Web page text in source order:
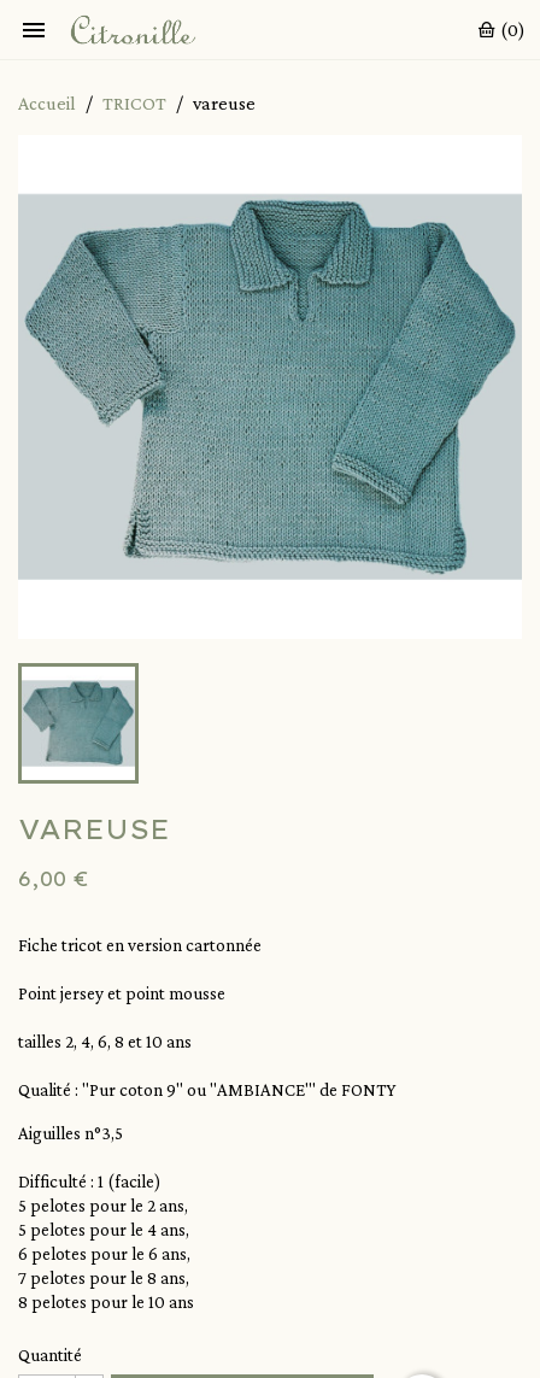
 (0)
Accueil TRICOT vareuse
VAREUSE
6,00 €
Fiche tricot en version cartonnée
Point jersey et point mousse
tailles 2, 4, 6, 8 et 10 ans
Qualité : "Pur coton 9" ou "AMBIANCE"' de FONTY
Aiguilles n°3,5
Difficulté : 1 (facile)
5 pelotes pour le 2 ans,
5 pelotes pour le 4 ans,
6 pelotes pour le 6 ans,
7 pelotes pour le 8 ans,
8 pelotes pour le 10 ans
Quantité